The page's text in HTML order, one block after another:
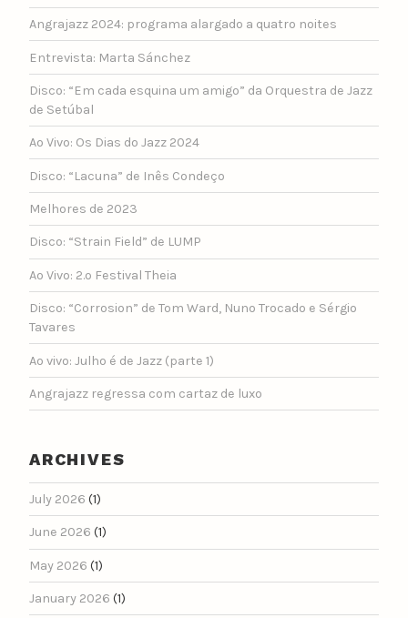
Angrajazz 2024: programa alargado a quatro noites
Entrevista: Marta Sánchez
Disco: “Em cada esquina um amigo” da Orquestra de Jazz
de Setúbal
Ao Vivo: Os Dias do Jazz 2024
Disco: “Lacuna” de Inês Condeço
Melhores de 2023
Disco: “Strain Field” de LUMP
Ao Vivo: 2.º Festival Theia
Disco: “Corrosion” de Tom Ward, Nuno Trocado e Sérgio
Tavares
Ao vivo: Julho é de Jazz (parte 1)
Angrajazz regressa com cartaz de luxo
ARCHIVES
July 2026 (1)
June 2026 (1)
May 2026 (1)
January 2026 (1)